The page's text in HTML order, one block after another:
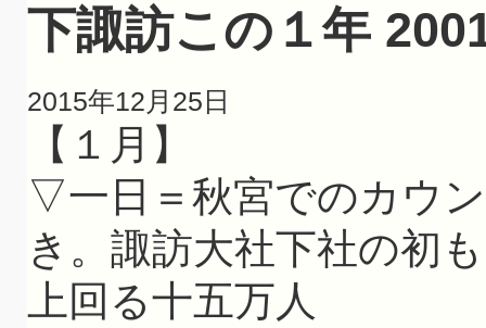
下諏訪この１年
2015年12月25日
【１月】
▽一日＝秋宮でのカウ
き。諏訪大社下社の初
上回る十五万人